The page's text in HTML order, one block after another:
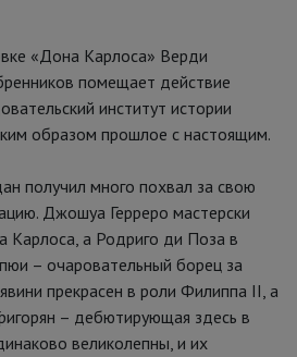
«Дона Карлоса» Верди
помещает действие
институт истории
образом прошлое с настоящим.
получил много похвал за свою
Джошуа Герреро мастерски
Карлоса, а Родриго ди Поза в
– очаровательный борец за
прекрасен в роли Филиппа II, а
– дебютирующая здесь в
великолепны, и их